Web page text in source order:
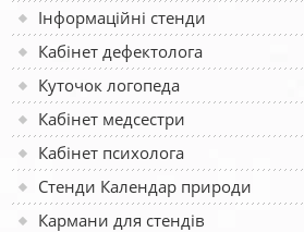
Інформаційні стенди
Кабінет дефектолога
Куточок логопеда
Кабінет медсестри
Кабінет психолога
Стенди Календар природи
Кармани для стендів